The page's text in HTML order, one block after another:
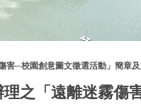
害─校園創意圖文徵選活動」簡章
之「遠離迷霧